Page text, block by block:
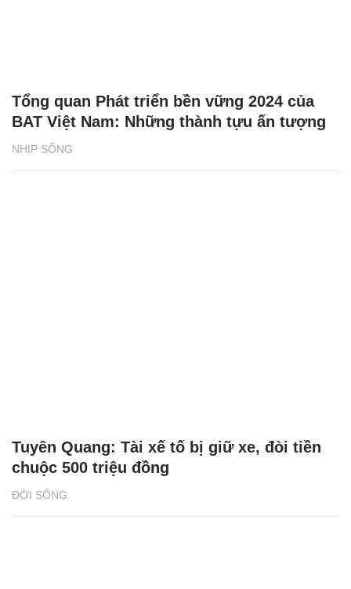
NHỊP SỐNG
Tổng quan Phát triển bền vững 2024 của
BAT Việt Nam: Những thành tựu ấn tượng
ĐỜI SỐNG
Tuyên Quang: Tài xế tố bị giữ xe, đòi tiền
chuộc 500 triệu đồng